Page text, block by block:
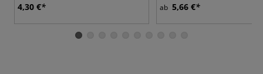
4,30 € ab 5,66 €